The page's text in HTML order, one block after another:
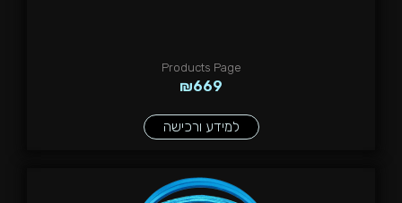
₪669
Products Page
למידע ורכישה